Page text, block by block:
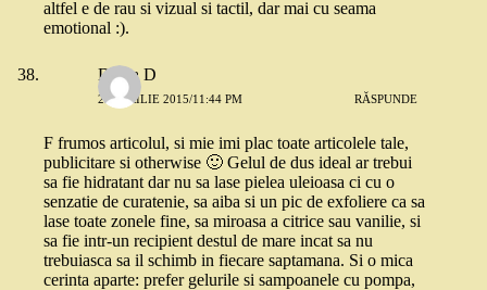
altfel e de rau si vizual si tactil, dar mai cu seama
emotional :).
Diana D
23 APRILIE 2015/11:44 PM RĂSPUNDE
F frumos articolul, si mie imi plac toate articolele tale,
publicitare si otherwise 🙂 Gelul de dus ideal ar trebui
sa fie hidratant dar nu sa lase pielea uleioasa ci cu o
senzatie de curatenie, sa aiba si un pic de exfoliere ca sa
lase toate zonele fine, sa miroasa a citrice sau vanilie, si
sa fie intr-un recipient destul de mare incat sa nu
trebuiasca sa il schimb in fiecare saptamana. Si o mica
cerinta aparte: prefer gelurile si sampoanele cu pompa,